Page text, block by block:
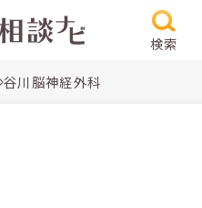
検索
谷川脳神経外科